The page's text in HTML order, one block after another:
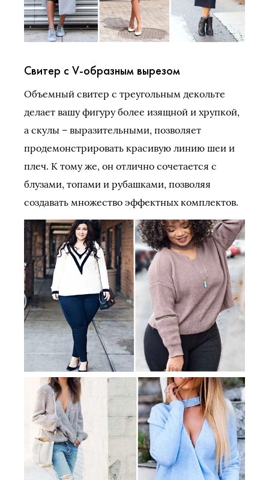
Свитер с V-образным вырезом
Объемный свитер с треугольным декольте
делает вашу фигуру более изящной и хрупкой,
а скулы – выразительными, позволяет
продемонстрировать красивую линию шеи и
плеч. К тому же, он отлично сочетается с
блузами, топами и рубашками, позволяя
создавать множество эффектных комплектов.